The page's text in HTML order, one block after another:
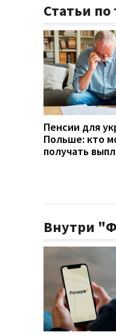
Статьи по
Пенсии для
Польше: кто
получать
Внутри